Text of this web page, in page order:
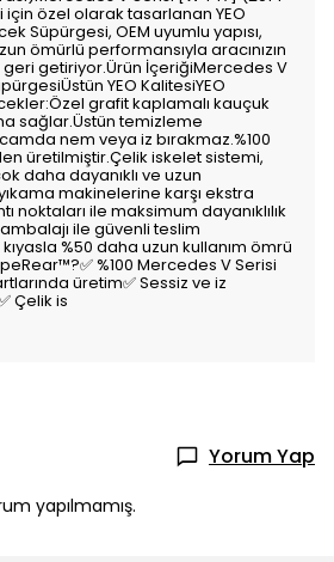
özel olarak tasarlanan YEO
Süpürgesi, OEM uyumlu yapısı,
ömürlü performansıyla aracınızın
geri getiriyor.Ürün İçeriğiMercedes V
YEO KalitesiYEO
grafit kaplamalı kauçuk
sağlar.Üstün temizleme
nem veya iz bırakmaz.%100
üretilmiştir.Çelik iskelet sistemi,
daha dayanıklı ve uzun
makinelerine karşı ekstra
noktaları ile maksimum dayanıklılık
ile güvenli teslim
%50 daha uzun kullanım ömrü
%100 Mercedes V Serisi
üretim✅ Sessiz ve iz
Çelik is
Yorum Yap
yapılmamış.